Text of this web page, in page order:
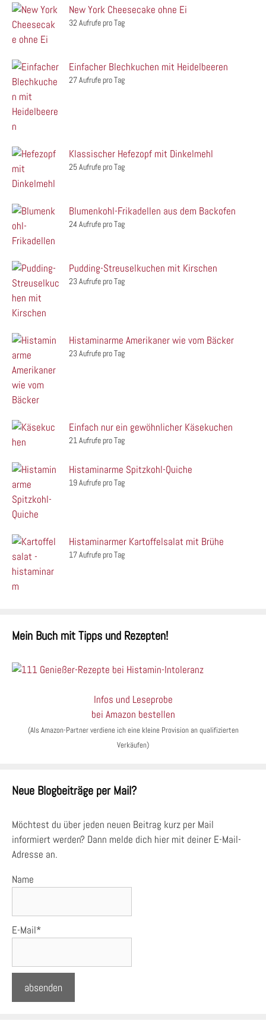
New York Cheesecake ohne Ei
32 Aufrufe pro Tag
Einfacher Blechkuchen mit Heidelbeeren
27 Aufrufe pro Tag
Klassischer Hefezopf mit Dinkelmehl
25 Aufrufe pro Tag
Blumenkohl-Frikadellen aus dem Backofen
24 Aufrufe pro Tag
Pudding-Streuselkuchen mit Kirschen
23 Aufrufe pro Tag
Histaminarme Amerikaner wie vom Bäcker
23 Aufrufe pro Tag
Einfach nur ein gewöhnlicher Käsekuchen
21 Aufrufe pro Tag
Histaminarme Spitzkohl-Quiche
19 Aufrufe pro Tag
Histaminarmer Kartoffelsalat mit Brühe
17 Aufrufe pro Tag
Mein Buch mit Tipps und Rezepten!
Infos und Leseprobe
bei Amazon bestellen
(Als Amazon-Partner verdiene ich eine kleine Provision an qualifizierten
Verkäufen)
Neue Blogbeiträge per Mail?
Möchtest du über jeden neuen Beitrag kurz per Mail
informiert werden? Dann melde dich hier mit deiner E-Mail-
Adresse an.
Name
E-Mail*